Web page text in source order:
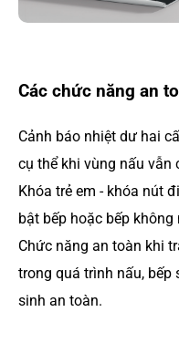
Các chức năng an
Cảnh báo nhiệt dư hai
cụ thể khi vùng nấu vẫn
Khóa trẻ em - khóa nút
bật bếp hoặc bếp
Chức năng an toàn khi
trong quá trình nấu, bếp
sinh an toàn.